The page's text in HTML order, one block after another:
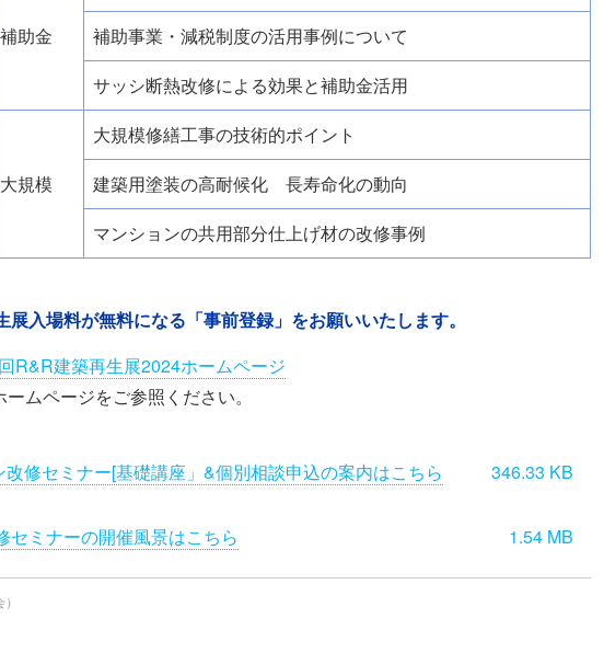
補助金
補助事業・減税制度の活用事例について
サッシ断熱改修による効果と補助金活用
大規模
大規模修繕工事の技術的ポイント
建築用塗装の高耐候化 長寿命化の動向
マンションの共用部分仕上げ材の改修事例
入場料が無料になる「事前登録」をお願いいたします。
建築再生展2024ホームページ
ムページをご参照ください。
改修セミナー[基礎講座」&個別相談申込の案内はこちら 346.33 KB
ミナーの開催風景はこちら 1.54 MB